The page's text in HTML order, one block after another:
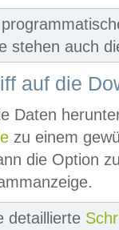
stehen auch
auf die
Daten
zu einem
die Option
detaillierte